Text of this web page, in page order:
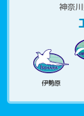
神奈
伊勢原